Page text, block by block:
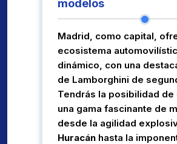
modelos
Madrid, como capital,
ecosistema
dinámico, con una
de Lamborghini de
Tendrás la posibilidad
una gama fascinante de
desde la agilidad
Huracán hasta la